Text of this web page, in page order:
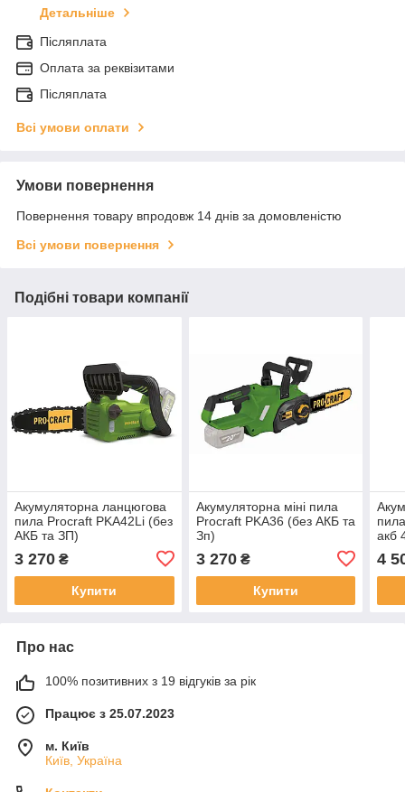
Детальніше
Післяплата
Оплата за реквізитами
Післяплата
Всі умови оплати
Умови повернення
Повернення товару впродовж 14 днів за домовленістю
Всі умови повернення
Подібні товари компанії
Акумуляторна ланцюгова
пила Procraft PKA42Li (без
АКБ та ЗП)
3 270 ₴
Купити
Акумуляторна міні пила
Procraft PKA36 (без АКБ та
Зп)
3 270₴
Купити
акб
4
Про нас
100% позитивних з 19 відгуків за рік
Працює з 25.07.2023
м. Київ
Київ, Україна